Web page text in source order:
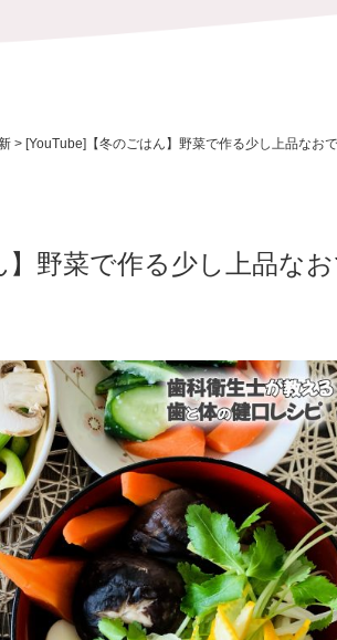
> [YouTube]【冬のごはん】野菜で作る少し上品なお
】野菜で作る少し上品な